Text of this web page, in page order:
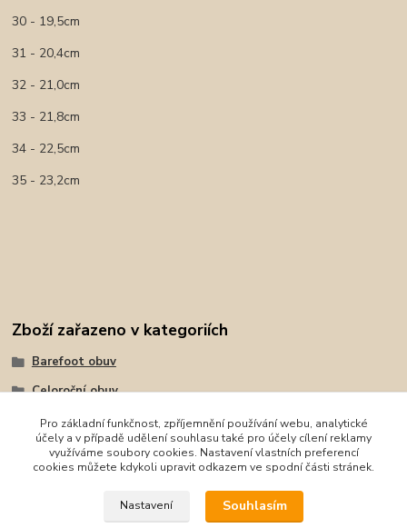
30 - 19,5cm
31 - 20,4cm
32 - 21,0cm
33 - 21,8cm
34 - 22,5cm
35 - 23,2cm
Zboží zařazeno v kategoriích
Barefoot obuv
Celoroční obuv
Tenisky, plátěnky
Protetika
Pro základní funkčnost, zpříjemnění používání webu, analytické
účely a v případě udělení souhlasu také pro účely cílení reklamy
využíváme soubory cookies. Nastavení vlastních preferencí
cookies můžete kdykoli upravit odkazem ve spodní části stránek.
Nastavení Souhlasím